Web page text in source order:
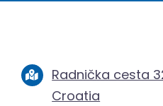
Radnička cesta
Croatia